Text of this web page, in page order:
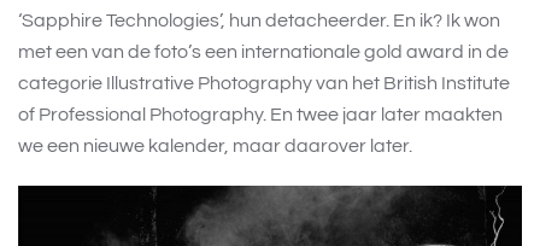
‘Sapphire Technologies’, hun detacheerder. En ik? Ik won
met een van de foto’s een internationale gold award in de
categorie Illustrative Photography van het British Institute
of Professional Photography. En twee jaar later maakten
we een nieuwe kalender, maar daarover later.